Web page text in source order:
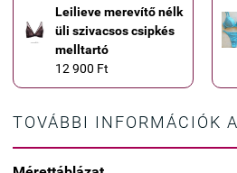
Leilieve merevítő nélk
üli szivacsos csipkés
melltartó
12 900 Ft
TOVÁBBI INFORMÁCIÓK